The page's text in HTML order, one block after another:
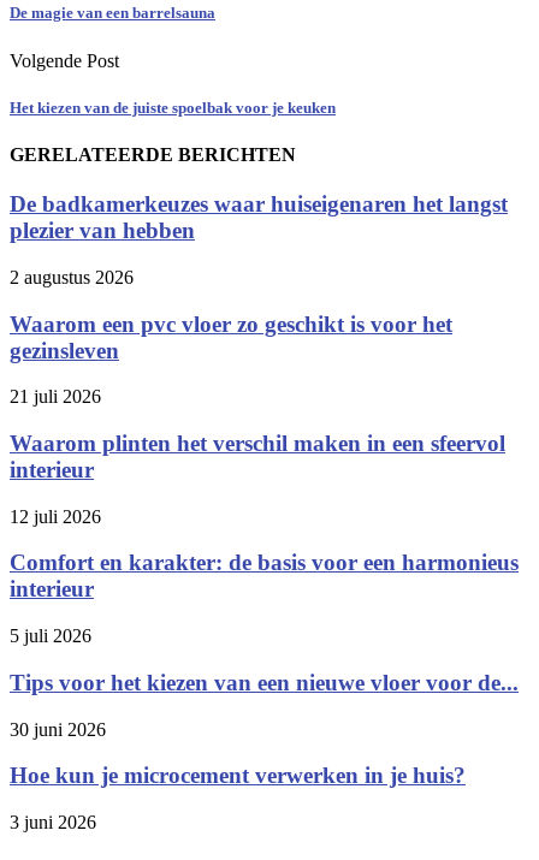
De magie van een barrelsauna
Volgende Post
Het kiezen van de juiste spoelbak voor je keuken
GERELATEERDE BERICHTEN
De badkamerkeuzes waar huiseigenaren het langst
plezier van hebben
2 augustus 2026
Waarom een pvc vloer zo geschikt is voor het
gezinsleven
21 juli 2026
Waarom plinten het verschil maken in een sfeervol
interieur
12 juli 2026
Comfort en karakter: de basis voor een harmonieus
interieur
5 juli 2026
Tips voor het kiezen van een nieuwe vloer voor de...
30 juni 2026
Hoe kun je microcement verwerken in je huis?
3 juni 2026